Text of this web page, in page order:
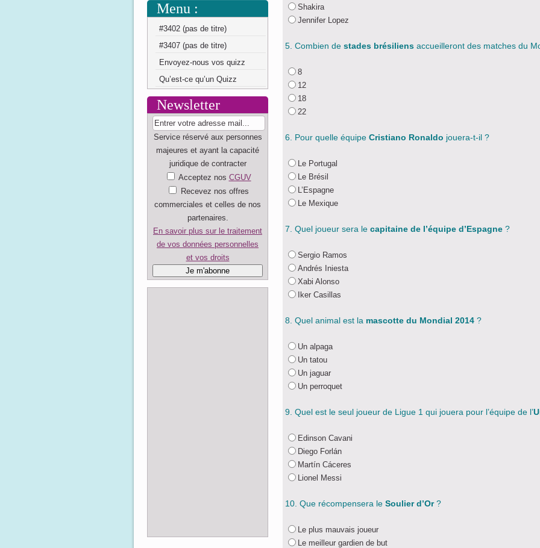
Menu :
#3402 (pas de titre)
#3407 (pas de titre)
Envoyez-nous vos quizz
Qu’est-ce qu’un Quizz
Newsletter
Service réservé aux personnes
majeures et ayant la capacité
juridique de contracter
Acceptez nos CGUV
Recevez nos offres
commerciales et celles de nos
partenaires.
En savoir plus sur le traitement
de vos données personnelles
et vos droits
Shakira
Jennifer Lopez
5. Combien de stades brésiliens accueilleront des matches du
8
12
18
22
6. Pour quelle équipe Cristiano Ronaldo jouera-t-il ?
Le Portugal
Le Brésil
L’Espagne
Le Mexique
7. Quel joueur sera le capitaine de l’équipe d’Espagne ?
Sergio Ramos
Andrés Iniesta
Xabi Alonso
Iker Casillas
8. Quel animal est la mascotte du Mondial 2014 ?
Un alpaga
Un tatou
Un jaguar
Un perroquet
9. Quel est le seul joueur de Ligue 1 qui jouera pour l’équipe de l’
Edinson Cavani
Diego Forlán
Martín Cáceres
Lionel Messi
10. Que récompensera le Soulier d’Or?
Le plus mauvais joueur
Le meilleur gardien de but